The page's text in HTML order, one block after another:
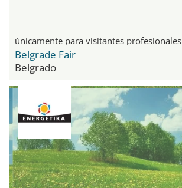
únicamente para visitantes profesionales
Belgrade Fair
Belgrado